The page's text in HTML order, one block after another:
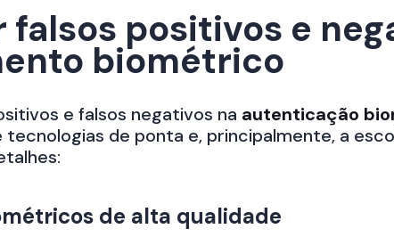
falsos positivos e
biométrico
e falsos negativos na autenticação
de ponta e, principalmente, a
de alta qualidade